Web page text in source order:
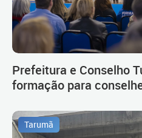
Prefeitura e Conselho
formação para
Tarumã